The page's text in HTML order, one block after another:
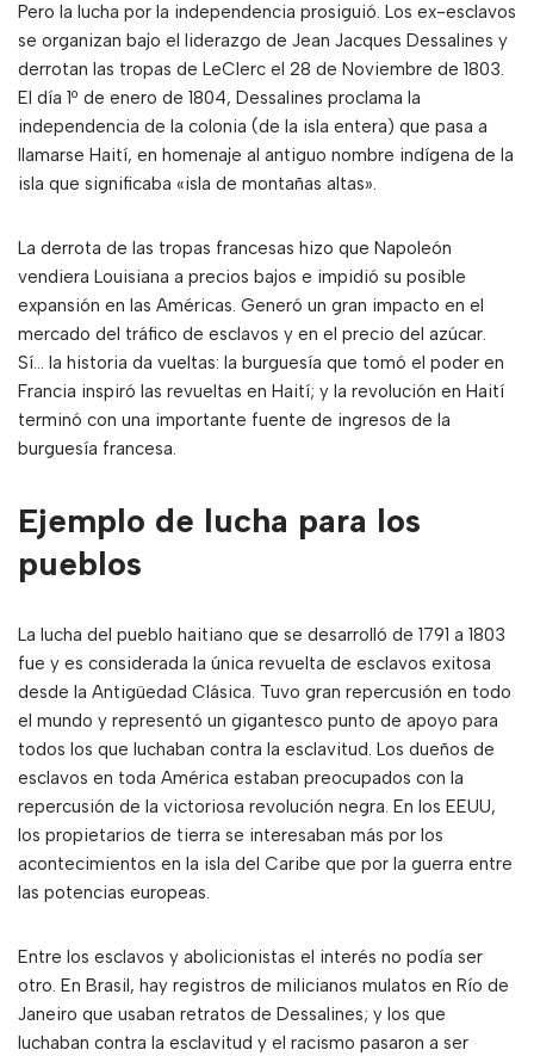
Pero la lucha por la independencia prosiguió. Los ex-esclavos
se organizan bajo el liderazgo de Jean Jacques Dessalines y
derrotan las tropas de LeClerc el 28 de Noviembre de 1803.
El día 1º de enero de 1804, Dessalines proclama la
independencia de la colonia (de la isla entera) que pasa a
llamarse Haití, en homenaje al antiguo nombre indígena de la
isla que significaba «isla de montañas altas».
La derrota de las tropas francesas hizo que Napoleón
vendiera Louisiana a precios bajos e impidió su posible
expansión en las Américas. Generó un gran impacto en el
mercado del tráfico de esclavos y en el precio del azúcar.
Sí… la historia da vueltas: la burguesía que tomó el poder en
Francia inspiró las revueltas en Haití; y la revolución en Haití
terminó con una importante fuente de ingresos de la
burguesía francesa.
Ejemplo de lucha para los
pueblos
La lucha del pueblo haitiano que se desarrolló de 1791 a 1803
fue y es considerada la única revuelta de esclavos exitosa
desde la Antigüedad Clásica. Tuvo gran repercusión en todo
el mundo y representó un gigantesco punto de apoyo para
todos los que luchaban contra la esclavitud. Los dueños de
esclavos en toda América estaban preocupados con la
repercusión de la victoriosa revolución negra. En los EEUU,
los propietarios de tierra se interesaban más por los
acontecimientos en la isla del Caribe que por la guerra entre
las potencias europeas.
Entre los esclavos y abolicionistas el interés no podía ser
otro. En Brasil, hay registros de milicianos mulatos en Río de
Janeiro que usaban retratos de Dessalines; y los que
luchaban contra la esclavitud y el racismo pasaron a ser